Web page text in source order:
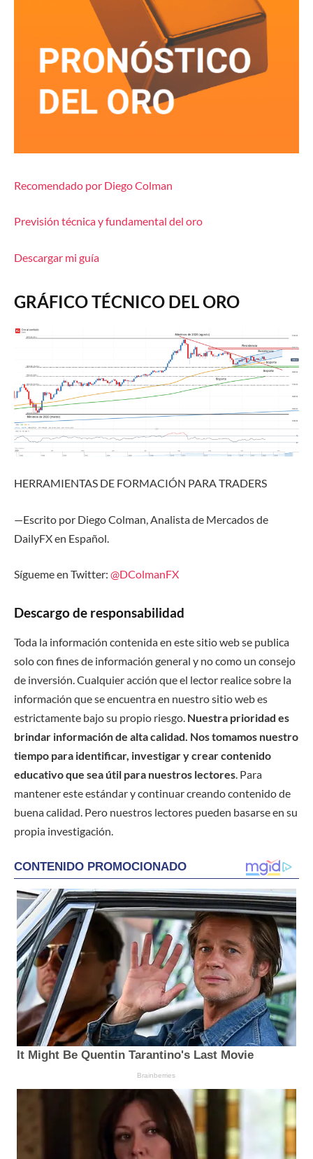
Recomendado por Diego Colman
Previsión técnica y fundamental del oro
Descargar mi guía
GRÁFICO TÉCNICO DEL ORO
HERRAMIENTAS DE FORMACIÓN PARA TRADERS
—Escrito por Diego Colman, Analista de Mercados de
DailyFX en Español.
Sígueme en Twitter: @DColmanFX
Descargo de responsabilidad
Toda la información contenida en este sitio web se publica
solo con fines de información general y no como un consejo
de inversión. Cualquier acción que el lector realice sobre la
información que se encuentra en nuestro sitio web es
estrictamente bajo su propio riesgo. Nuestra prioridad es
brindar información de alta calidad. Nos tomamos nuestro
tiempo para identificar, investigar y crear contenido
educativo que sea útil para nuestros lectores. Para
mantener este estándar y continuar creando contenido de
buena calidad. Pero nuestros lectores pueden basarse en su
propia investigación.